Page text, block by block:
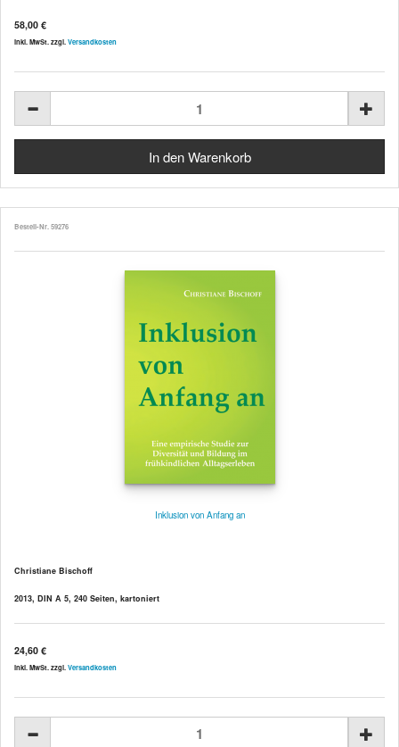
58,00 €
inkl. MwSt. zzgl. Versandkosten
Bestell-Nr. 59276
Inklusion von Anfang an
Christiane Bischoff
2013, DIN A 5, 240 Seiten, kartoniert
24,60 €
inkl. MwSt. zzgl. Versandkosten